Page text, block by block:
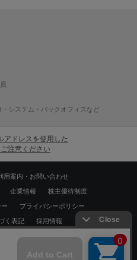
システム・バックオフィスなど
アドレスを使用した
注意ください
用案内・お問い合わせ
企業情報 株主優待制度
プライバシーポリシー
く表記 採用情報
All rights reserved.